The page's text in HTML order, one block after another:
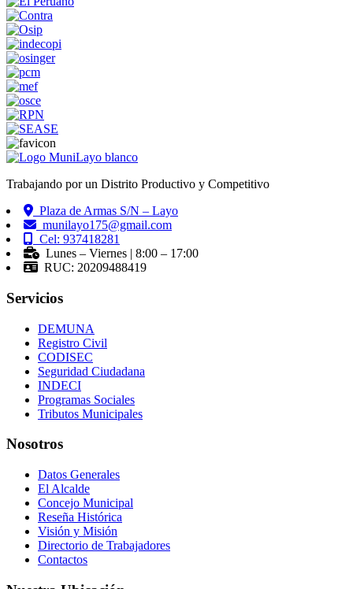
Trabajando por un Distrito Productivo y Competitivo
Plaza de Armas S/N – Layo
munilayo175@gmail.com
Cel: 937418281
Lunes – Viernes | 8:00 – 17:00
RUC: 20209488419
Servicios
DEMUNA
Registro Civil
CODISEC
Seguridad Ciudadana
INDECI
Programas Sociales
Tributos Municipales
Nosotros
Datos Generales
El Alcalde
Concejo Municipal
Reseña Histórica
Visión y Misión
Directorio de Trabajadores
Contactos